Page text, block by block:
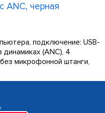
ANC, черная
подключение: USB-
(ANC), 4
микрофонной штанги,